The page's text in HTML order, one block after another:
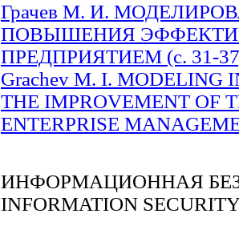
Грачев М. И.
ПОВЫШЕНИЯ
ПРЕДПРИЯТИЕМ (c. 31-
Grachev M. I. MODELING
THE IMPROVEMENT OF
ENTERPRISE
ИНФОРМАЦИОННАЯ
INFORMATION